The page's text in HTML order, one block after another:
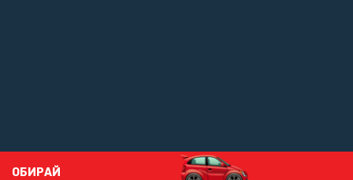
ОБИРАЙ